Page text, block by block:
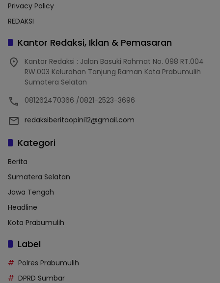
Privacy Policy
REDAKSI
Kantor Redaksi, Iklan & Pemasaran
Kantor Redaksi : Jalan Basuki Rahmat No. 098 RT.004
RW.003 Kelurahan Tanjung Raman Kota Prabumulih
Sumatera Selatan
081262470366 /0821-2523-3696
redaksiberitaopini12@gmail.com
Kategori
Berita
Sumatera Selatan
Jawa Tengah
Headline
Kota Prabumulih
Label
Polres Prabumulih
DPRD Sumbar